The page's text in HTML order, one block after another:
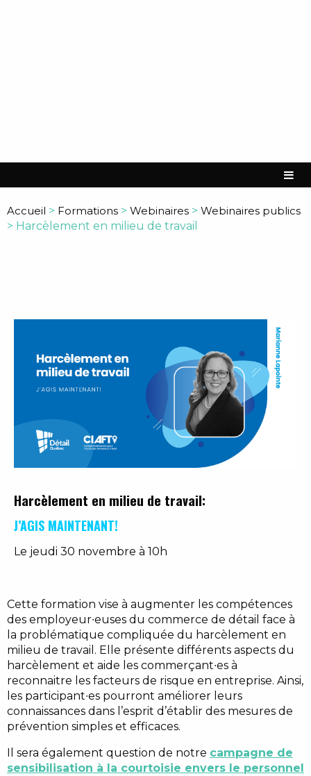
Accueil > Formations > Webinaires > Webinaires publics
> Harcèlement en milieu de travail
Harcèlement en milieu de travail:
J’AGIS MAINTENANT!
Le jeudi 30 novembre à 10h
Cette formation vise à augmenter les compétences
des employeur∙euses du commerce de détail face à
la problématique compliquée du harcèlement en
milieu de travail. Elle présente différents aspects du
harcèlement et aide les commerçant∙es à
reconnaitre les facteurs de risque en entreprise. Ainsi,
les participant∙es pourront améliorer leurs
connaissances dans l’esprit d’établir des mesures de
prévention simples et efficaces.
Il sera également question de notre campagne de
sensibilisation à la courtoisie envers le personnel